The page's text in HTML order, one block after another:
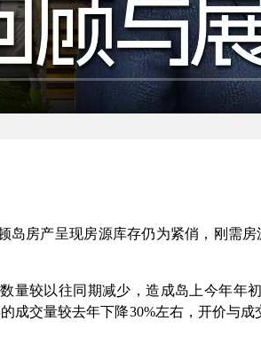
岛房产呈现房源库存仍为紧俏，刚需
量较以往同期减少，造成岛上今年年
成交量较去年下降30%左右，开价与成